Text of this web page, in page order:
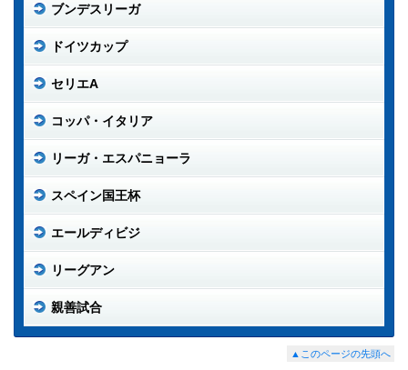
ブンデスリーガ
ドイツカップ
セリエA
コッパ・イタリア
リーガ・エスパニョーラ
スペイン国王杯
エールディビジ
リーグアン
親善試合
▲このページの先頭へ